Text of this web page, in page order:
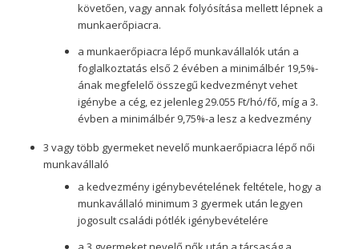
követően, vagy annak folyósítása mellett lépnek a
munkaerőpiacra.
a munkaerőpiacra lépő munkavállalók után a
foglalkoztatás első 2 évében a minimálbér 19,5%-
ának megfelelő összegű kedvezményt vehet
igénybe a cég, ez jelenleg 29.055 Ft/hó/fő, míg a 3.
évben a minimálbér 9,75%-a lesz a kedvezmény
3 vagy több gyermeket nevelő munkaerőpiacra lépő női
munkavállaló
a kedvezmény igénybevételének feltétele, hogy a
munkavállaló minimum 3 gyermek után legyen
jogosult családi pótlék igénybevételére